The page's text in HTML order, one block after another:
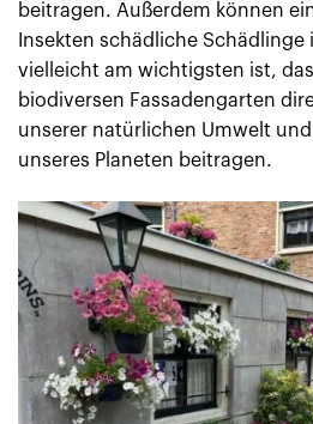
beitragen. Außerdem können
Insekten schädliche
vielleicht am wichtigsten ist,
biodiversen Fassadengarten
unserer natürlichen Umwelt
unseres Planeten beitragen.